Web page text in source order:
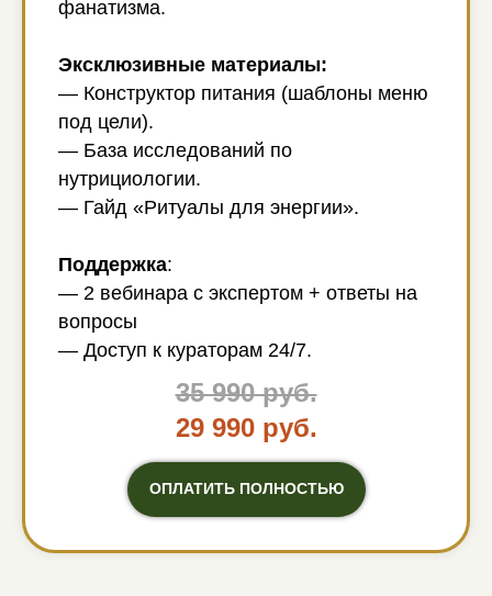
фанатизма.
Эксклюзивные материалы:
— Конструктор питания (шаблоны меню
под цели).
— База исследований по
нутрициологии.
— Гайд «Ритуалы для энергии».
Поддержка:
— 2 вебинара с экспертом + ответы на
вопросы
— Доступ к кураторам 24/7.
35 990 руб.
29 990 руб.
ОПЛАТИТЬ ПОЛНОСТЬЮ